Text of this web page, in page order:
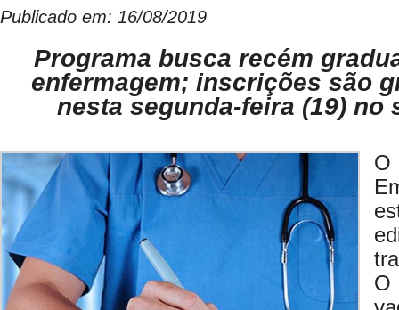
Publicado em: 16/08/2019
Programa busca recém
enfermagem; inscrições são
nesta segunda-feira (19) no
O
O